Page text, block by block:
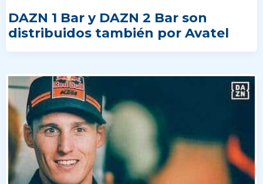
DAZN 1 Bar y DAZN 2 Bar son
distribuidos también por Avatel